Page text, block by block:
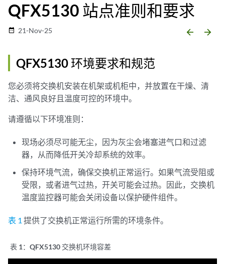
QFX5130 站点准则和要求
date_range 21-Nov-25 arrow_backward arrow_forward
QFX5130 环境要求和规范
您必须将交换机安装在机架或机柜中，并放置在干燥、清
洁、通风良好且温度可控的环境中。
请遵循以下环境准则：
现场必须尽可能无尘，因为灰尘会堵塞进气口和过滤
器，从而降低开关冷却系统的效率。
保持环境气流，确保交换机正常运行。如果气流受阻或
受限，或者进气过热，开关可能会过热。因此，交换机
温度监控器可能会关闭设备以保护硬件组件。
表 1 提供了交换机正常运行所需的环境条件。
表 1： QFX5130 交换机环境容差